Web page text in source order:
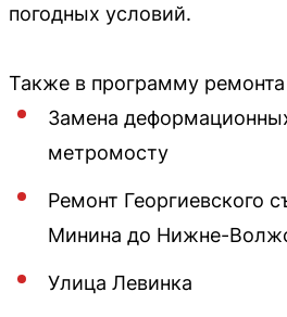
погодных условий.
Также в программу
Замена
метромосту
Ремонт Георгиевского
Минина до Нижне-
Улица Левинка